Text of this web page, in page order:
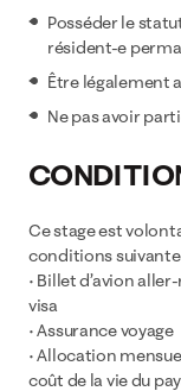
Posséder le
résident-e
Être légalement
Ne pas avoir
Ce stage est
conditions
• Billet d’avion
visa
• Assurance voyage
• Allocation
coût de la vie du